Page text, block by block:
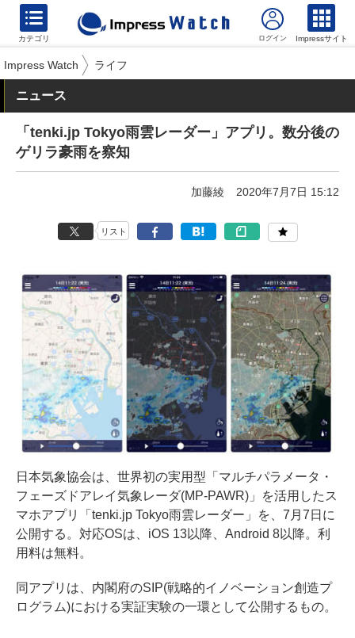
カテゴリ Impressサイト
Impress Watch ライフ
ニュース
「tenki.jp Tokyo雨雲レーダー」アプリ。数分後の
ゲリラ豪雨を察知
加藤綾 2020年7月7日 15:12
リスト
日本気象協会は、世界初の実用型「マルチパラメータ・
フェーズドアレイ気象レーダ(MP-PAWR)」を活用したス
マホアプリ「tenki.jp Tokyo雨雲レーダー」を、7月7日に
公開する。対応OSは、iOS 13以降、Android 8以降。利
用料は無料。
同アプリは、内閣府のSIP(戦略的イノベーション創造プ
ログラム)における実証実験の一環として公開するもの。